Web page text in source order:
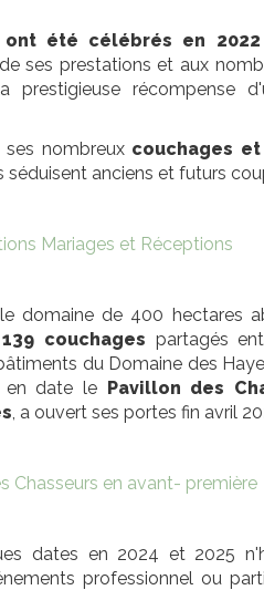
ont été célébrés en 2022
ses prestations et aux
prestigieuse récompense
ses nombreux couchages
anciens et futurs
Mariages et Réceptions
domaine de 400 hectares
139 couchages partagés
du Domaine des
en date lePavillon des
, a ouvert ses portes fin avril
Chasseurs en avant- première
dates en 2024 et 2025
professionnel ou